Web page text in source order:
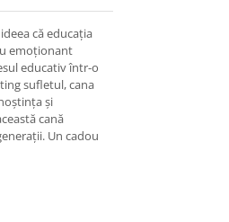
că educația
emoționant
educativ într-o
sufletul, cana
și
cană
Un cadou